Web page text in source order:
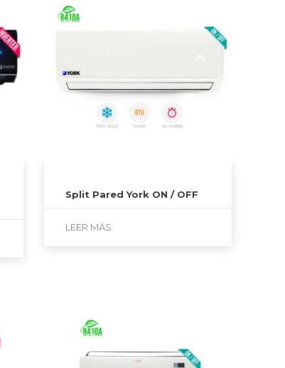
Split Pared York ON / OFF
LEER MÁS